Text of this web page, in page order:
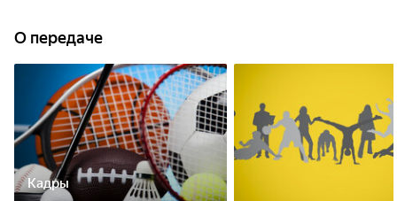
О передаче
Кадры